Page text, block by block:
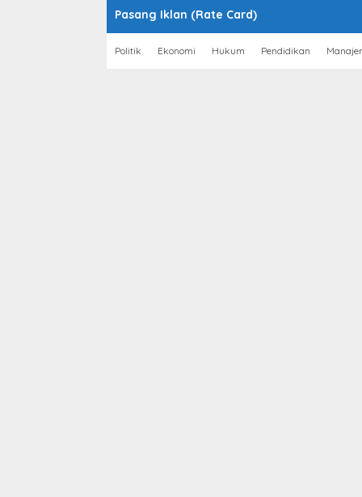
Pasang Iklan (Rate Card)
Politik Ekonomi Hukum Pendidikan